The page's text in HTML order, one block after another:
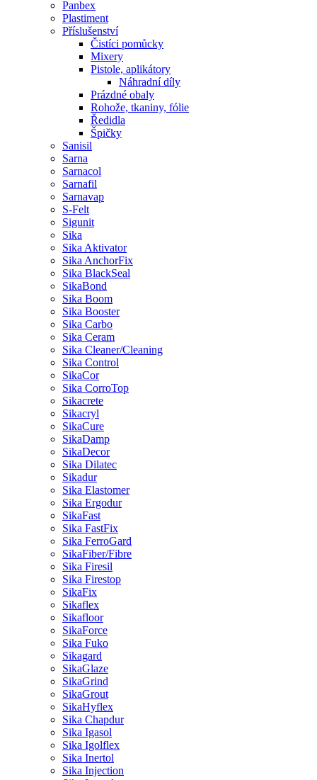
Panbex
Plastiment
Příslušenství
Čistíci pomůcky
Mixery
Pistole, aplikátory
Náhradní díly
Prázdné obaly
Rohože, tkaniny, fólie
Ředidla
Špičky
Sanisil
Sarna
Sarnacol
Sarnafil
Sarnavap
S-Felt
Sigunit
Sika
Sika Aktivator
Sika AnchorFix
Sika BlackSeal
SikaBond
Sika Boom
Sika Booster
Sika Carbo
Sika Ceram
Sika Cleaner/Cleaning
Sika Control
SikaCor
Sika CorroTop
Sikacrete
Sikacryl
SikaCure
SikaDamp
SikaDecor
Sika Dilatec
Sikadur
Sika Elastomer
Sika Ergodur
SikaFast
Sika FastFix
Sika FerroGard
SikaFiber/Fibre
Sika Firesil
Sika Firestop
SikaFix
Sikaflex
Sikafloor
SikaForce
Sika Fuko
Sikagard
SikaGlaze
SikaGrind
SikaGrout
SikaHyflex
Sika Chapdur
Sika Igasol
Sika Igolflex
Sika Inertol
Sika Injection